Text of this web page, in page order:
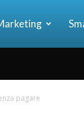
pagare